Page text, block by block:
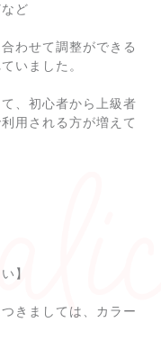
ど
わせて調整ができる
いました。
、初心者から上級者
用される方が増えて
】
きましては、カラー